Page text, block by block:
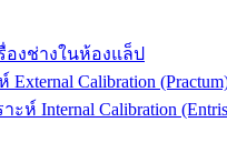
องช่างในห้องแล็ป
External Calibration
ะห์ Internal Calibration